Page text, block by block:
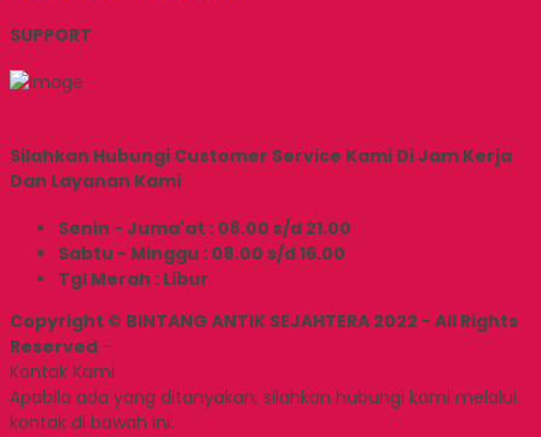
SUPPORT
Silahkan Hubungi Customer Service Kami Di Jam Kerja
Dan Layanan Kami
Senin - Juma'at : 08.00 s/d 21.00
Sabtu - Minggu : 08.00 s/d 16.00
Tgl Merah : Libur
Copyright © BINTANG ANTIK SEJAHTERA 2022 - All Rights
Reserved -
Kontak Kami
Apabila ada yang ditanyakan, silahkan hubungi kami melalui
kontak di bawah ini.